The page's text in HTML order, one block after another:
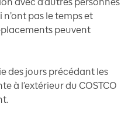
pas le temps et
peuvent
des jours précédant les
à l’extérieur du COSTCO